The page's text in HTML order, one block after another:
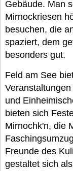
Gebäude. Man
Mirnockriesen
besuchen, die
spaziert, dem
besonders gut.
Feld am See
und
bieten sich
Mirnochk'n, die
Freunde des
gestaltet sich